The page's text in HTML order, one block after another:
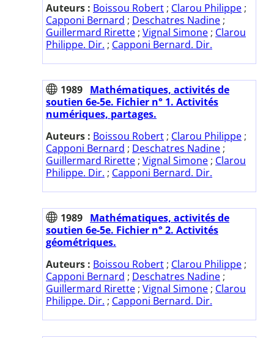
Auteurs : Boissou Robert ; Clarou Philippe ;
Capponi Bernard ; Deschatres Nadine ;
Guillermard Rirette ; Vignal Simone ; Clarou
Philippe. Dir. ; Capponi Bernard. Dir.
1989 Mathématiques, activités de
soutien 6e-5e. Fichier n° 1. Activités
numériques, partages.
Auteurs : Boissou Robert ; Clarou Philippe ;
Capponi Bernard ; Deschatres Nadine ;
Guillermard Rirette ; Vignal Simone ; Clarou
Philippe. Dir. ; Capponi Bernard. Dir.
1989 Mathématiques, activités de
soutien 6e-5e. Fichier n° 2. Activités
géométriques.
Auteurs : Boissou Robert ; Clarou Philippe ;
Capponi Bernard ; Deschatres Nadine ;
Guillermard Rirette ; Vignal Simone ; Clarou
Philippe. Dir. ; Capponi Bernard. Dir.